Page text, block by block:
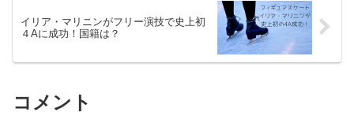
イリア・マリニンがフリー演技で史上初
４Aに成功！国籍は？
コメント